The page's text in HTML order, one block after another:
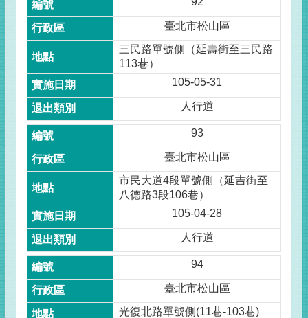
臺北市松山區
三民路單號側（延壽街至三民路
113巷）
105-05-31
人行道
93
臺北市松山區
市民大道4段單號側（延吉街至
八德路3段106巷）
105-04-28
人行道
94
臺北市松山區
光復北路單號側(11巷-103巷)